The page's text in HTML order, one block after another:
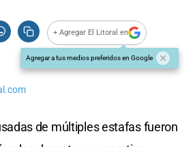
+ Agregar El Litoral en
Agregar a tus medios preferidos en Google
de múltiples estafas fueron